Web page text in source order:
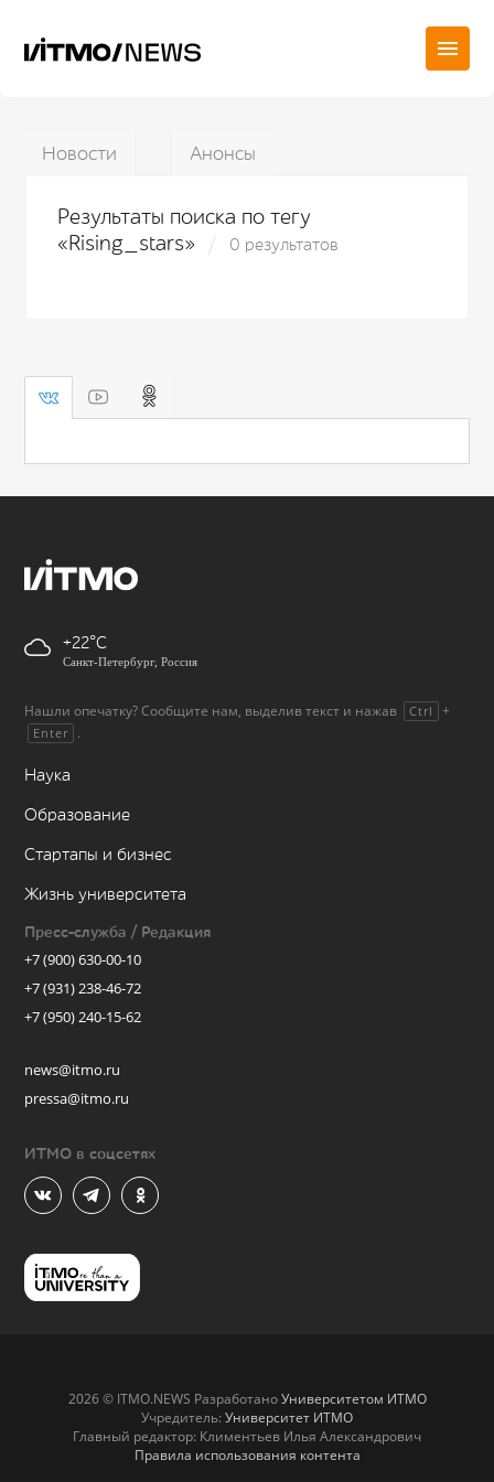
Новости Анонсы
Результаты поиска по тегу
«Rising_stars»
0 результатов
+22
Санкт-Петербург, Россия
Нашли опечатку? Сообщите нам, выделив текст и нажав Ctrl +
Enter .
Наука
Образование
Стартапы и бизнес
Жизнь университета
Пресс-служба / Редакция
+7 (900) 630-00-10
+7 (931) 238-46-72
+7 (950) 240-15-62
news@itmo.ru
pressa@itmo.ru
ИТМО в соцсетях
2026 © ITMO.NEWS РазработаноУниверситетом ИТМО
Учредитель: Университет ИТМО
Главный редактор: Климентьев Илья Александрович
Правила использования контента